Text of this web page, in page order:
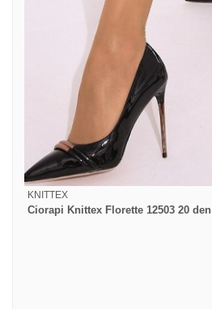
KNITTEX
Ciorapi Knittex Florette 12503 20 den